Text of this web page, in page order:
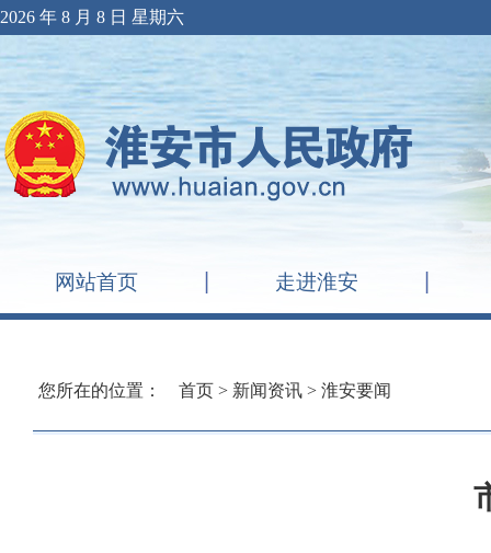
2026 年 8 月 8 日 星期六
网站首页 走进淮安
您所在的位置： 首页 > 新闻资讯 > 淮安要闻